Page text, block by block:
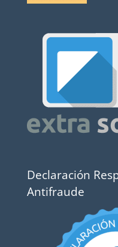
Declaración
Antifraude